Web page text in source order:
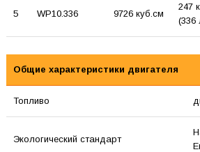
5 WP10.336 9726 куб.см
247
(336
Общие характеристики двигателя
Топливо
Экологический стандарт